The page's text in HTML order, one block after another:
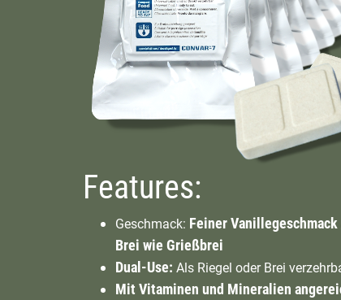
Features:
Geschmack: Feiner
Brei wie Grießbrei
Dual-Use: Als Riegel oder Brei
Mit Vitaminen und Mineralien